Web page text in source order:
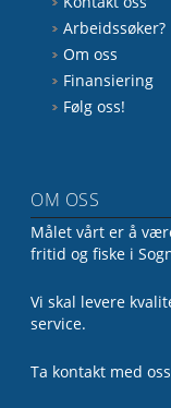
Arbeidssøker?
Om oss
Finansiering
Følg oss!
OM OSS
Målet vårt er å
fritid og fiske i
Vi skal levere
service.
Ta kontakt med